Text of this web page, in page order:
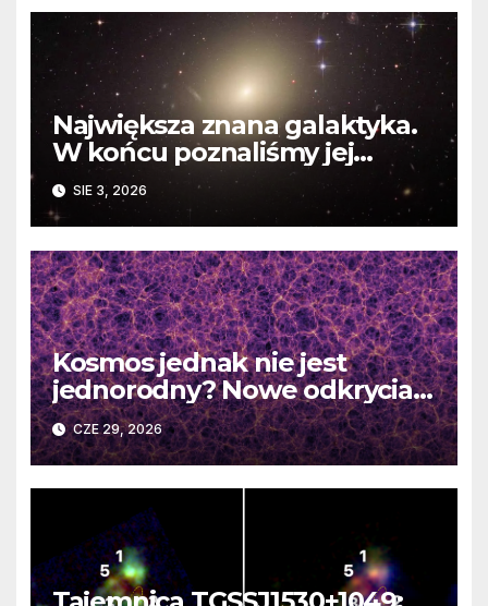
Największa znana galaktyka.
W końcu poznaliśmy jej
faktyczne wymiary
SIE 3, 2026
Kosmos jednak nie jest
jednorodny? Nowe odkrycia
DESI burzą fundamentalne
zasady kosmologii
CZE 29, 2026